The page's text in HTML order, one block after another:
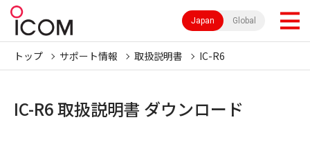
Japan Global
トップ サポート情報 取扱説明書 IC-R6
IC-R6 取扱説明書 ダウンロード